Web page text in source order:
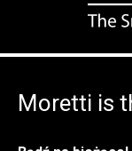
Moretti is